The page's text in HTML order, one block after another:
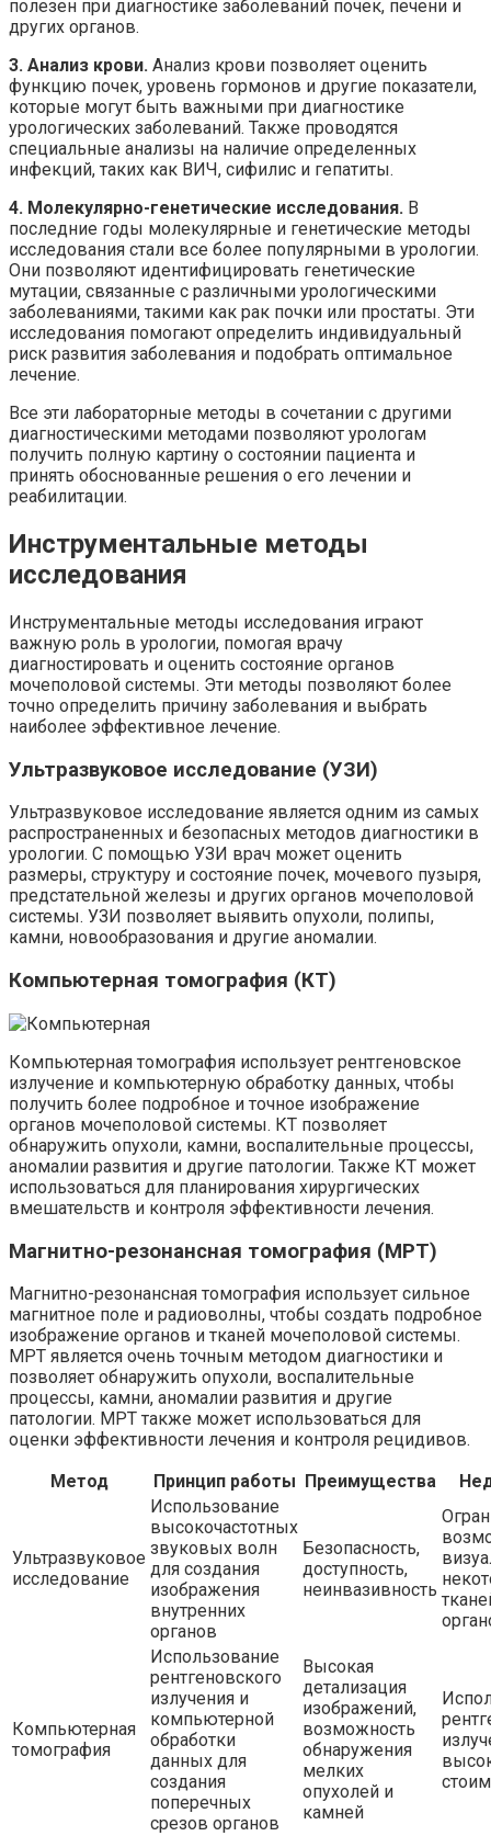
полезен при диагностике заболеваний почек, печени и
других органов.
3. Анализ крови. Анализ крови позволяет оценить
функцию почек, уровень гормонов и другие показатели,
которые могут быть важными при диагностике
урологических заболеваний. Также проводятся
специальные анализы на наличие определенных
инфекций, таких как ВИЧ, сифилис и гепатиты.
4. Молекулярно-генетические исследования. В
последние годы молекулярные и генетические методы
исследования стали все более популярными в урологии.
Они позволяют идентифицировать генетические
мутации, связанные с различными урологическими
заболеваниями, такими как рак почки или простаты. Эти
исследования помогают определить индивидуальный
риск развития заболевания и подобрать оптимальное
лечение.
Все эти лабораторные методы в сочетании с другими
диагностическими методами позволяют урологам
получить полную картину о состоянии пациента и
принять обоснованные решения о его лечении и
реабилитации.
Инструментальные методы
исследования
Инструментальные методы исследования играют
важную роль в урологии, помогая врачу
диагностировать и оценить состояние органов
мочеполовой системы. Эти методы позволяют более
точно определить причину заболевания и выбрать
наиболее эффективное лечение.
Ультразвуковое исследование (УЗИ)
Ультразвуковое исследование является одним из самых
распространенных и безопасных методов диагностики в
урологии. С помощью УЗИ врач может оценить
размеры, структуру и состояние почек, мочевого пузыря,
предстательной железы и других органов мочеполовой
системы. УЗИ позволяет выявить опухоли, полипы,
камни, новообразования и другие аномалии.
Компьютерная томография (КТ)
Компьютерная томография использует рентгеновское
излучение и компьютерную обработку данных, чтобы
получить более подробное и точное изображение
органов мочеполовой системы. КТ позволяет
обнаружить опухоли, камни, воспалительные процессы,
аномалии развития и другие патологии. Также КТ может
использоваться для планирования хирургических
вмешательств и контроля эффективности лечения.
Магнитно-резонансная томография (МРТ)
Магнитно-резонансная томография использует сильное
магнитное поле и радиоволны, чтобы создать подробное
изображение органов и тканей мочеполовой системы.
МРТ является очень точным методом диагностики и
позволяет обнаружить опухоли, воспалительные
процессы, камни, аномалии развития и другие
патологии. МРТ также может использоваться для
оценки эффективности лечения и контроля рецидивов.
Метод
Принцип работы Преимущества
Ультразвуковое
исследование
Использование
высокочастотных
звуковых волн
для создания
изображения
внутренних
органов
Безопасность,
доступность,
неинвазивность
Компьютерная
томография
Использование
рентгеновского
излучения и
компьютерной
обработки
данных для
создания
поперечных
срезов органов
Высокая
детализация
изображений,
возможность
обнаружения
мелких
опухолей и
камней